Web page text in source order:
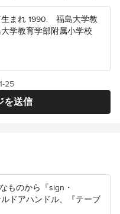
まれ 1990. 福島大学教
学教育学部附属小学校
を送信
25
ものから『sign・
ドアハンドル、『テーブ